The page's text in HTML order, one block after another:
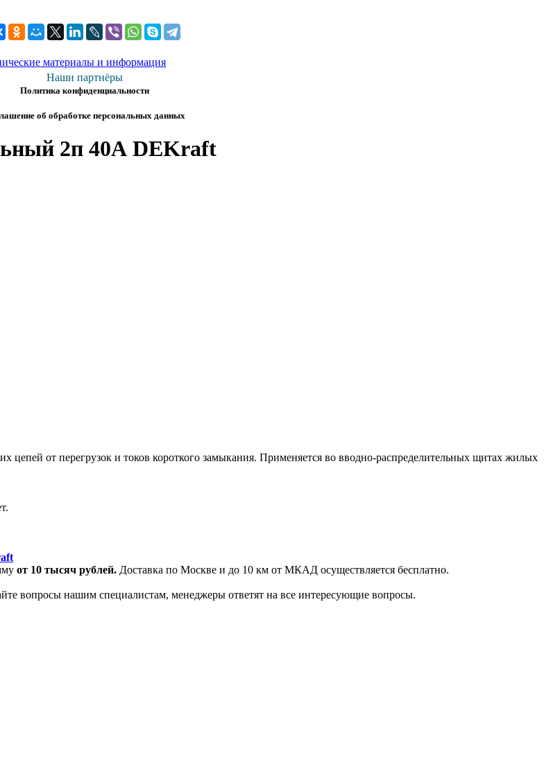
Наши партнёры
Политика конфиденциальности
об обработке персональных данных
2п 40А DEKraft
от перегрузок и токов короткого замыкания. Применяется во вводно-распределительных щитах жилых
от 10 тысяч рублей. Доставка по Москве и до 10 км от МКАД осуществляется бесплатно.
вопросы нашим специалистам, менеджеры ответят на все интересующие вопросы.